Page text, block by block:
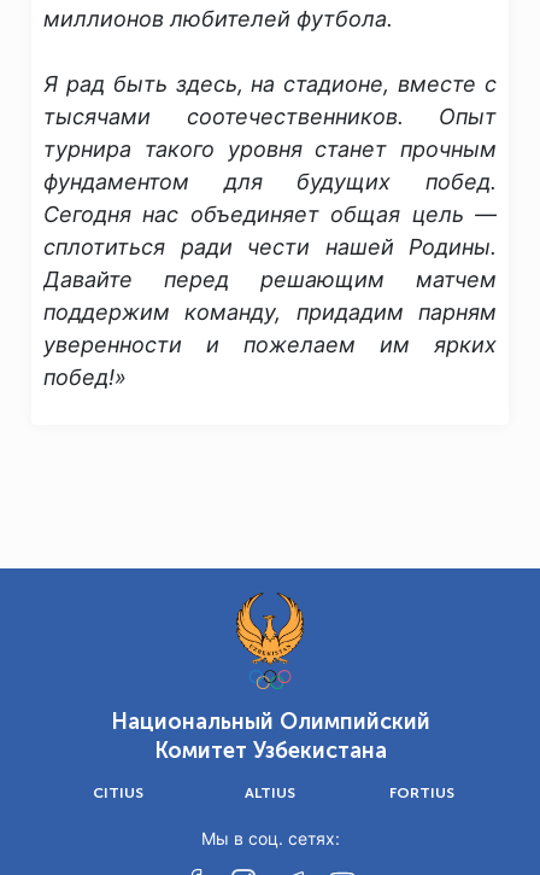
миллионов любителей футбола.
​Я рад быть здесь, на стадионе, вместе с
тысячами соотечественников. Опыт
турнира такого уровня станет прочным
фундаментом для будущих побед.
Сегодня нас объединяет общая цель —
сплотиться ради чести нашей Родины.
Давайте перед решающим матчем
поддержим команду, придадим парням
уверенности и пожелаем им ярких
побед!»
Национальный Олимпийский
Комитет Узбекистана
CITIUS ALTIUS FORTIUS
Мы в соц. сетях: